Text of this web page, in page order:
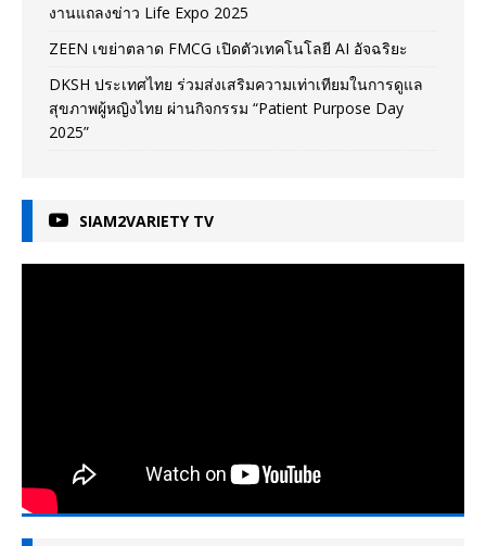
งานแถลงข่าว Life Expo 2025
ZEEN เขย่าตลาด FMCG เปิดตัวเทคโนโลยี AI อัจฉริยะ
DKSH ประเทศไทย ร่วมส่งเสริมความเท่าเทียมในการดูแล
สุขภาพผู้หญิงไทย ผ่านกิจกรรม “Patient Purpose Day
2025”
SIAM2VARIETY TV